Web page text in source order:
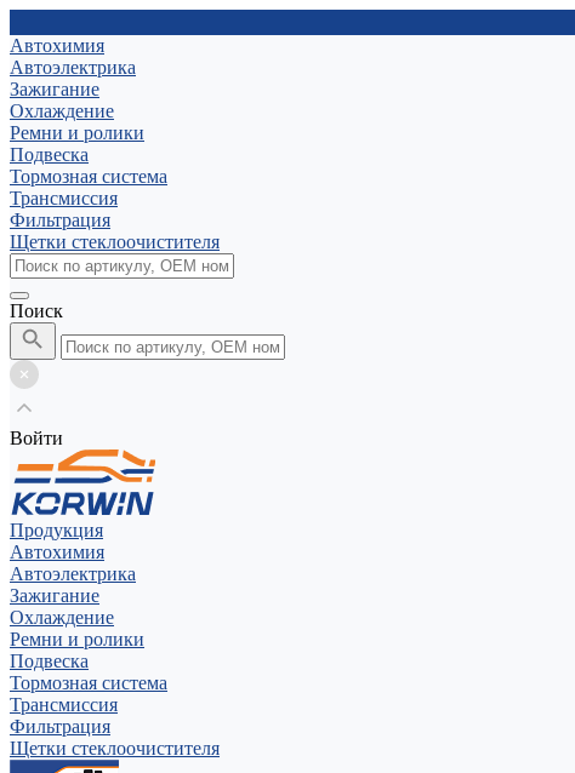
Автохимия
Автоэлектрика
Зажигание
Охлаждение
Ремни и ролики
Подвеска
Тормозная система
Трансмиссия
Фильтрация
Щетки стеклоочистителя
Поиск
Войти
Продукция
Автохимия
Автоэлектрика
Зажигание
Охлаждение
Ремни и ролики
Подвеска
Тормозная система
Трансмиссия
Фильтрация
Щетки стеклоочистителя